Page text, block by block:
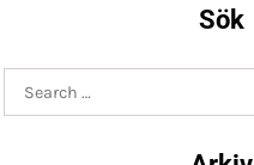
Sök
for: